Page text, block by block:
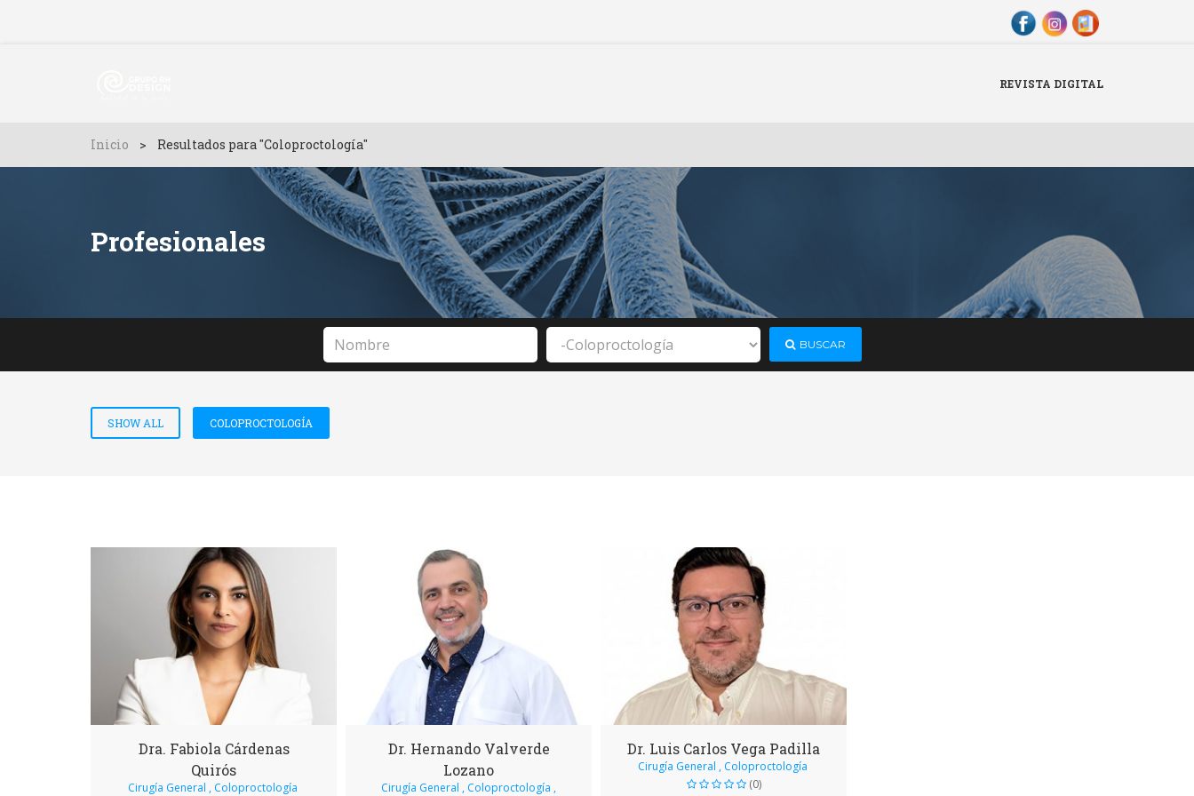
REVISTA DIGITAL
Inicio > Resultados para "Coloproctología"
Profesionales
BUSCAR
SHOW ALL COLOPROCTOLOGÍA
Dra. Fabiola Cárdenas
Quirós
Cirugía General , Coloproctología
Dr. Hernando Valverde
Lozano
Cirugía General , Coloproctología ,
Dr. Luis Carlos Vega Padilla
Cirugía General , Coloproctología
(0)